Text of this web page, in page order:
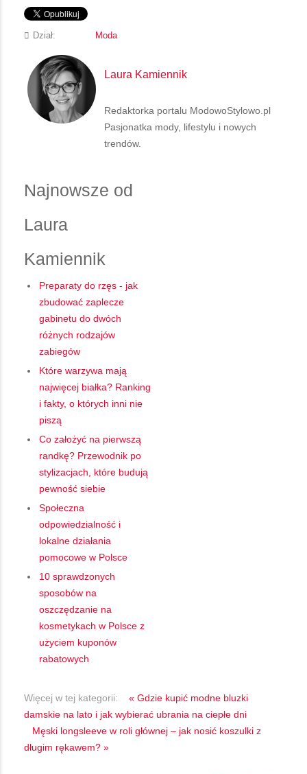
Dział: Moda
Laura Kamiennik
Redaktorka portalu ModowoStylowo.pl
Pasjonatka mody, lifestylu i nowych
trendów.
Najnowsze od
Laura
Kamiennik
Preparaty do rzęs - jak
zbudować zaplecze
gabinetu do dwóch
różnych rodzajów
zabiegów
Które warzywa mają
najwięcej białka? Ranking
i fakty, o których inni nie
piszą
Co założyć na pierwszą
randkę? Przewodnik po
stylizacjach, które budują
pewność siebie
Społeczna
odpowiedzialność i
lokalne działania
pomocowe w Polsce
10 sprawdzonych
sposobów na
oszczędzanie na
kosmetykach w Polsce z
użyciem kuponów
rabatowych
Więcej w tej kategorii:
« Gdzie kupić modne bluzki
damskie na lato i jak wybierać ubrania na ciepłe dni
Męski longsleeve w roli głównej – jak nosić koszulki z
długim rękawem? »